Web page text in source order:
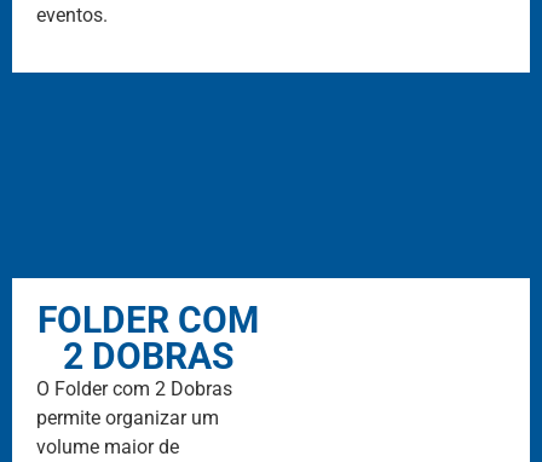
eventos.
FOLDER COM
2 DOBRAS
O Folder com 2 Dobras
permite organizar um
volume maior de